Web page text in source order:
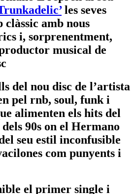
les seves
amb nous
i, sorprenentment,
musical de
del nou disc de l’artista
pel rnb, soul, funk i
alimenten els hits del
90s on el Hermano
seu estil inconfusible
com punyents i
el primer single i